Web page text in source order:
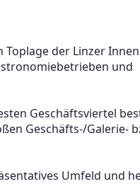
Toplage der Linzer
und
Geschäftsviertel
Geschäfts-/Galerie-
Umfeld und